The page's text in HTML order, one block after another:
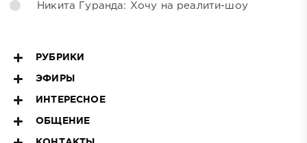
Никита Гуранда: Хочу на реалити-шоу
РУБРИКИ
ЭФИРЫ
ИНТЕРЕСНОЕ
ОБЩЕНИЕ